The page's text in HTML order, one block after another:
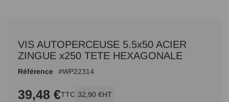
début
Galerie
VIS AUTOPERCEUSE 5.5x50 ACIER
ZINGUE x250 TETE HEXAGONALE
Référence WP22314
39,48 €TTC 32,90 €HT